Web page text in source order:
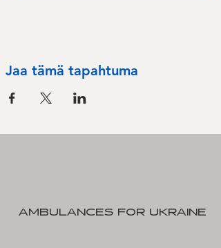
Jaa tämä tapahtuma
AMBULANCES FOR UKRAINE